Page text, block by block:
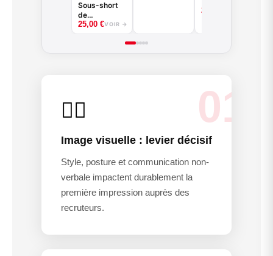
Sous-short
de
compression
25,00 €VOIR →
BASKETBALL
25,00
01
🧍‍♂️
Image visuelle : levier décisif
Style, posture et communication non-
verbale impactent durablement la
première impression auprès des
recruteurs.